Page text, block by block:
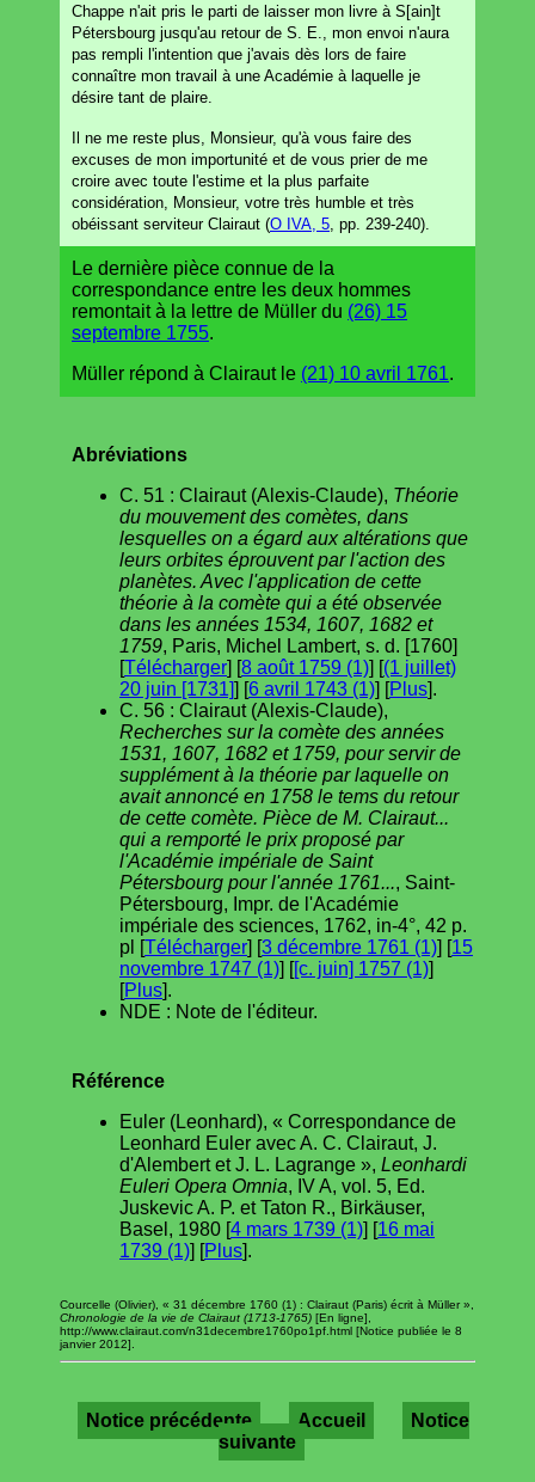
Chappe n'ait pris le parti de laisser mon livre à S[ain]t
Pétersbourg jusqu'au retour de S. E., mon envoi n'aura
pas rempli l'intention que j'avais dès lors de faire
connaître mon travail à une Académie à laquelle je
désire tant de plaire.
Il ne me reste plus, Monsieur, qu'à vous faire des
excuses de mon importunité et de vous prier de me
croire avec toute l'estime et la plus parfaite
considération, Monsieur, votre très humble et très
obéissant serviteur Clairaut (O IVA, 5 , pp. 239-240).
Le dernière pièce connue de la
correspondance entre les deux hommes
remontait à la lettre de Müller du (26) 15
septembre 1755.
Müller répond à Clairaut le (21) 10 avril 1761.
Abréviations
C. 51 : Clairaut (Alexis-Claude), Théorie
du mouvement des comètes, dans
lesquelles on a égard aux altérations que
leurs orbites éprouvent par l'action des
planètes. Avec l'application de cette
théorie à la comète qui a été observée
dans les années 1534, 1607, 1682 et
1759, Paris, Michel Lambert, s. d. [1760]
[Télécharger] [8 août 1759 (1)] [(1 juillet)
20 juin [1731]] [6 avril 1743 (1)] [Plus].
C. 56 : Clairaut (Alexis-Claude),
Recherches sur la comète des années
1531, 1607, 1682 et 1759, pour servir de
supplément à la théorie par laquelle on
avait annoncé en 1758 le tems du retour
de cette comète. Pièce de M. Clairaut...
qui a remporté le prix proposé par
l'Académie impériale de Saint
Pétersbourg pour l'année 1761..., Saint-
Pétersbourg, Impr. de l'Académie
impériale des sciences, 1762, in-4°, 42 p.
pl [Télécharger] [3 décembre 1761 (1)] [15
novembre 1747 (1)] [[c. juin] 1757 (1)]
[Plus].
NDE : Note de l'éditeur.
Référence
Euler (Leonhard), « Correspondance de
Leonhard Euler avec A. C. Clairaut, J.
d'Alembert et J. L. Lagrange », Leonhardi
Euleri Opera Omnia, IV A, vol. 5, Ed.
Juskevic A. P. et Taton R., Birkäuser,
Basel, 1980 [4 mars 1739 (1)] [16 mai
1739 (1)] [Plus].
Courcelle (Olivier), « 31 décembre 1760 (1) : Clairaut (Paris) écrit à Müller »,
Chronologie de la vie de Clairaut (1713-1765) [En ligne],
http://www.clairaut.com/n31decembre1760po1pf.html [Notice publiée le 8
janvier 2012].
Notice précédente Accueil
Notice
suivante